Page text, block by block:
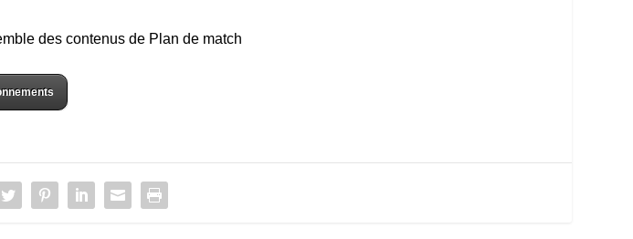
des contenus de Plan de match